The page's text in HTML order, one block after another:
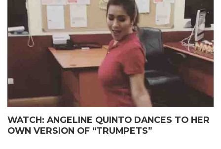
WATCH: ANGELINE QUINTO DANCES TO HER
OWN VERSION OF “TRUMPETS”